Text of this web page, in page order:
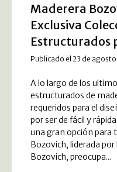
Maderera
Exclusiva
Estructurados
Publicado el 23 de
A lo largo de los
estructurados de
requeridos para el
por ser de fácil y
una gran opción para
Bozovich, liderada
Bozovich, preocupa...